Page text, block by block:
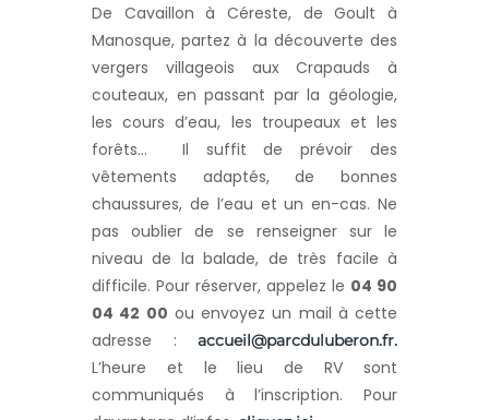
De Cavaillon à Céreste, de Goult à
Manosque, partez à la découverte des
vergers villageois aux Crapauds à
couteaux, en passant par la géologie,
les cours d’eau, les troupeaux et les
forêts… Il suffit de prévoir des
vêtements adaptés, de bonnes
chaussures, de l’eau et un en-cas. Ne
pas oublier de se renseigner sur le
niveau de la balade, de très facile à
difficile. Pour réserver, appelez le 04 90
04 42 00 ou envoyez un mail à cette
adresse : accueil@parcduluberon.fr.
L’heure et le lieu de RV sont
communiqués à l’inscription. Pour